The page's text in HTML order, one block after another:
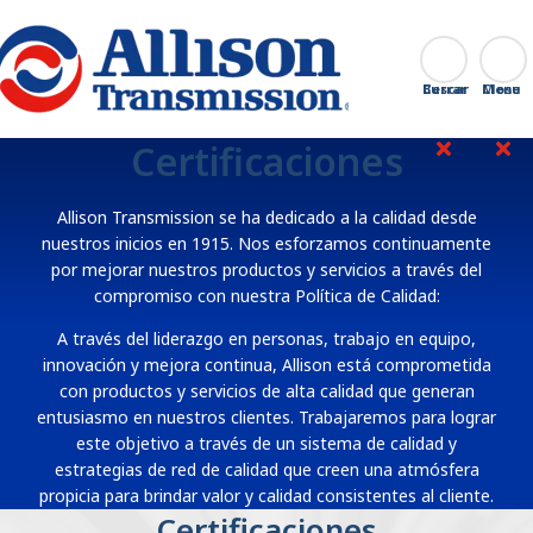
Go Home Buscar
Cerrar
Certificaciones
Allison Transmission se ha dedicado a la calidad desde
nuestros inicios en 1915. Nos esforzamos continuamente
por mejorar nuestros productos y servicios a través del
compromiso con nuestra Política de Calidad:
A través del liderazgo en personas, trabajo en equipo,
innovación y mejora continua, Allison está comprometida
con productos y servicios de alta calidad que generan
entusiasmo en nuestros clientes. Trabajaremos para lograr
este objetivo a través de un sistema de calidad y
estrategias de red de calidad que creen una atmósfera
propicia para brindar valor y calidad consistentes al cliente.